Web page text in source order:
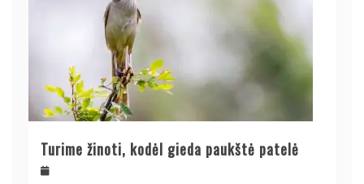
Turime žinoti, kodėl gieda paukštė patelė